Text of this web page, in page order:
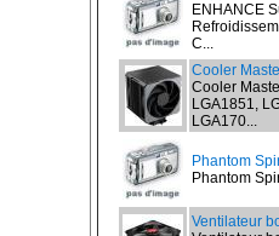
ENHANCE
C...
Cooler
Cooler
LGA1851,
LGA170...
Phantom
Phantom
Ventilateur